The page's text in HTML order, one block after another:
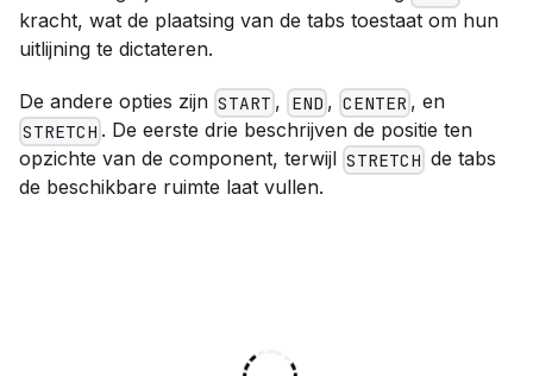
kracht, wat de plaatsing van de tabs toestaat om hun
uitlijning te dictateren.
De andere opties zijn START , END, CENTER , en
STRETCH . De eerste drie beschrijven de positie ten
opzichte van de component, terwijl STRETCH de tabs
de beschikbare ruimte laat vullen.